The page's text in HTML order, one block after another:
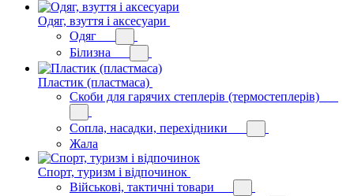
Одяг, взуття і аксесуари
Одяг
Білизна
Пластик (пластмаса)
Скоби для гарячих степлерів (термостеплерів)
Сопла, насадки, перехідники
Жала
Спорт, туризм і відпочинок
Військові, тактичні товари